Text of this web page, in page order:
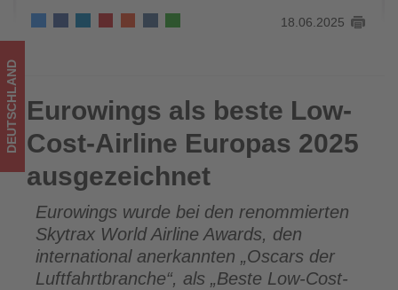
ausgezeichnet
-
Wissen,
was
im
Tourismus
los
ist!
18.06.2025
Eurowings als beste Low-Cost-Airline Europas 2025
ausgezeichnet
DEUTSCHLAND Eurowings als beste Low-
Cost-Airline Europas 2025
ausgezeichnet
Eurowings wurde bei den renommierten
Skytrax World Airline Awards, den
international anerkannten „Oscars der
Luftfahrtbranche“, als „Beste Low-Cost-